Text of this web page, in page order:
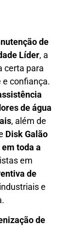
de
Líder, a
certa para
e confiança.
de água
, além de
Disk Galão
toda a
em
de
e
de